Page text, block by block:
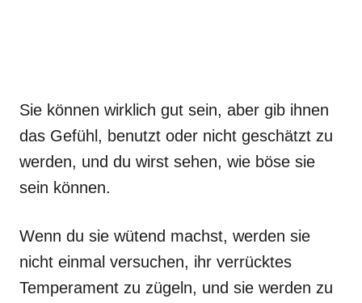
Sie können wirklich gut sein, aber gib ihnen
das Gefühl, benutzt oder nicht geschätzt zu
werden, und du wirst sehen, wie böse sie
sein können.
Wenn du sie wütend machst, werden sie
nicht einmal versuchen, ihr verrücktes
Temperament zu zügeln, und sie werden zu